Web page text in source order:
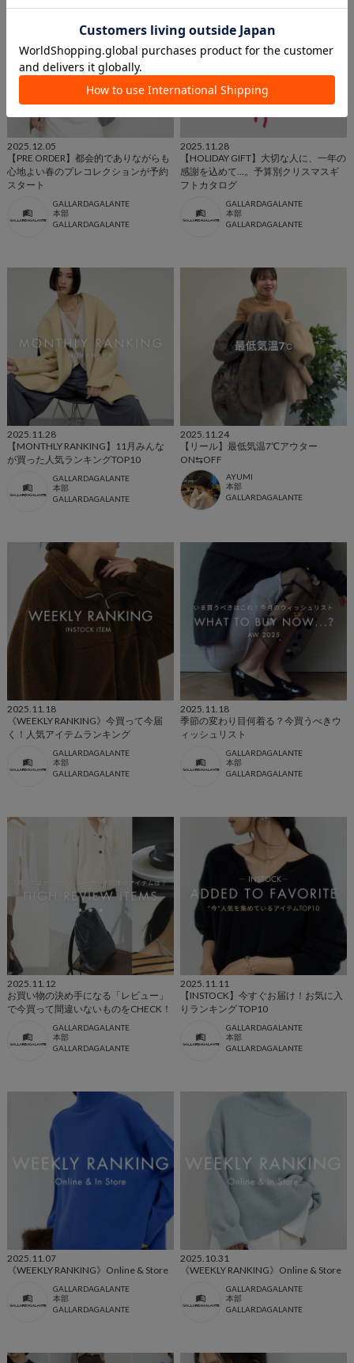
2025.12.05
【PRE ORDER】都会的でありながらも
心地よい春のプレコレクションが予約
スタート
GALLARDAGALANTE
本部
GALLARDAGALANTE
2025.11.28
【HOLIDAY GIFT】大切な人に、一年の
感謝を込めて…。予算別クリスマスギ
フトカタログ
GALLARDAGALANTE
本部
GALLARDAGALANTE
2025.11.28
【MONTHLY RANKING】11月みんな
が買った人気ランキングTOP10
GALLARDAGALANTE
本部
GALLARDAGALANTE
2025.11.24
【リール】最低気温7℃アウター
ON⇆OFF
AYUMI
本部
GALLARDAGALANTE
2025.11.18
《WEEKLY RANKING》今買って今届
く！人気アイテムランキング
GALLARDAGALANTE
本部
GALLARDAGALANTE
2025.11.18
季節の変わり目何着る？今買うべきウ
ィッシュリスト
GALLARDAGALANTE
本部
GALLARDAGALANTE
2025.11.12
お買い物の決め手になる「レビュー」
で今買って間違いないものをCHECK！
GALLARDAGALANTE
本部
GALLARDAGALANTE
2025.11.11
【INSTOCK】今すぐお届け！お気に入
りランキング TOP10
GALLARDAGALANTE
本部
GALLARDAGALANTE
2025.11.07
《WEEKLY RANKING》Online & Store
GALLARDAGALANTE
本部
GALLARDAGALANTE
2025.10.31
《WEEKLY RANKING》Online & Store
GALLARDAGALANTE
本部
GALLARDAGALANTE